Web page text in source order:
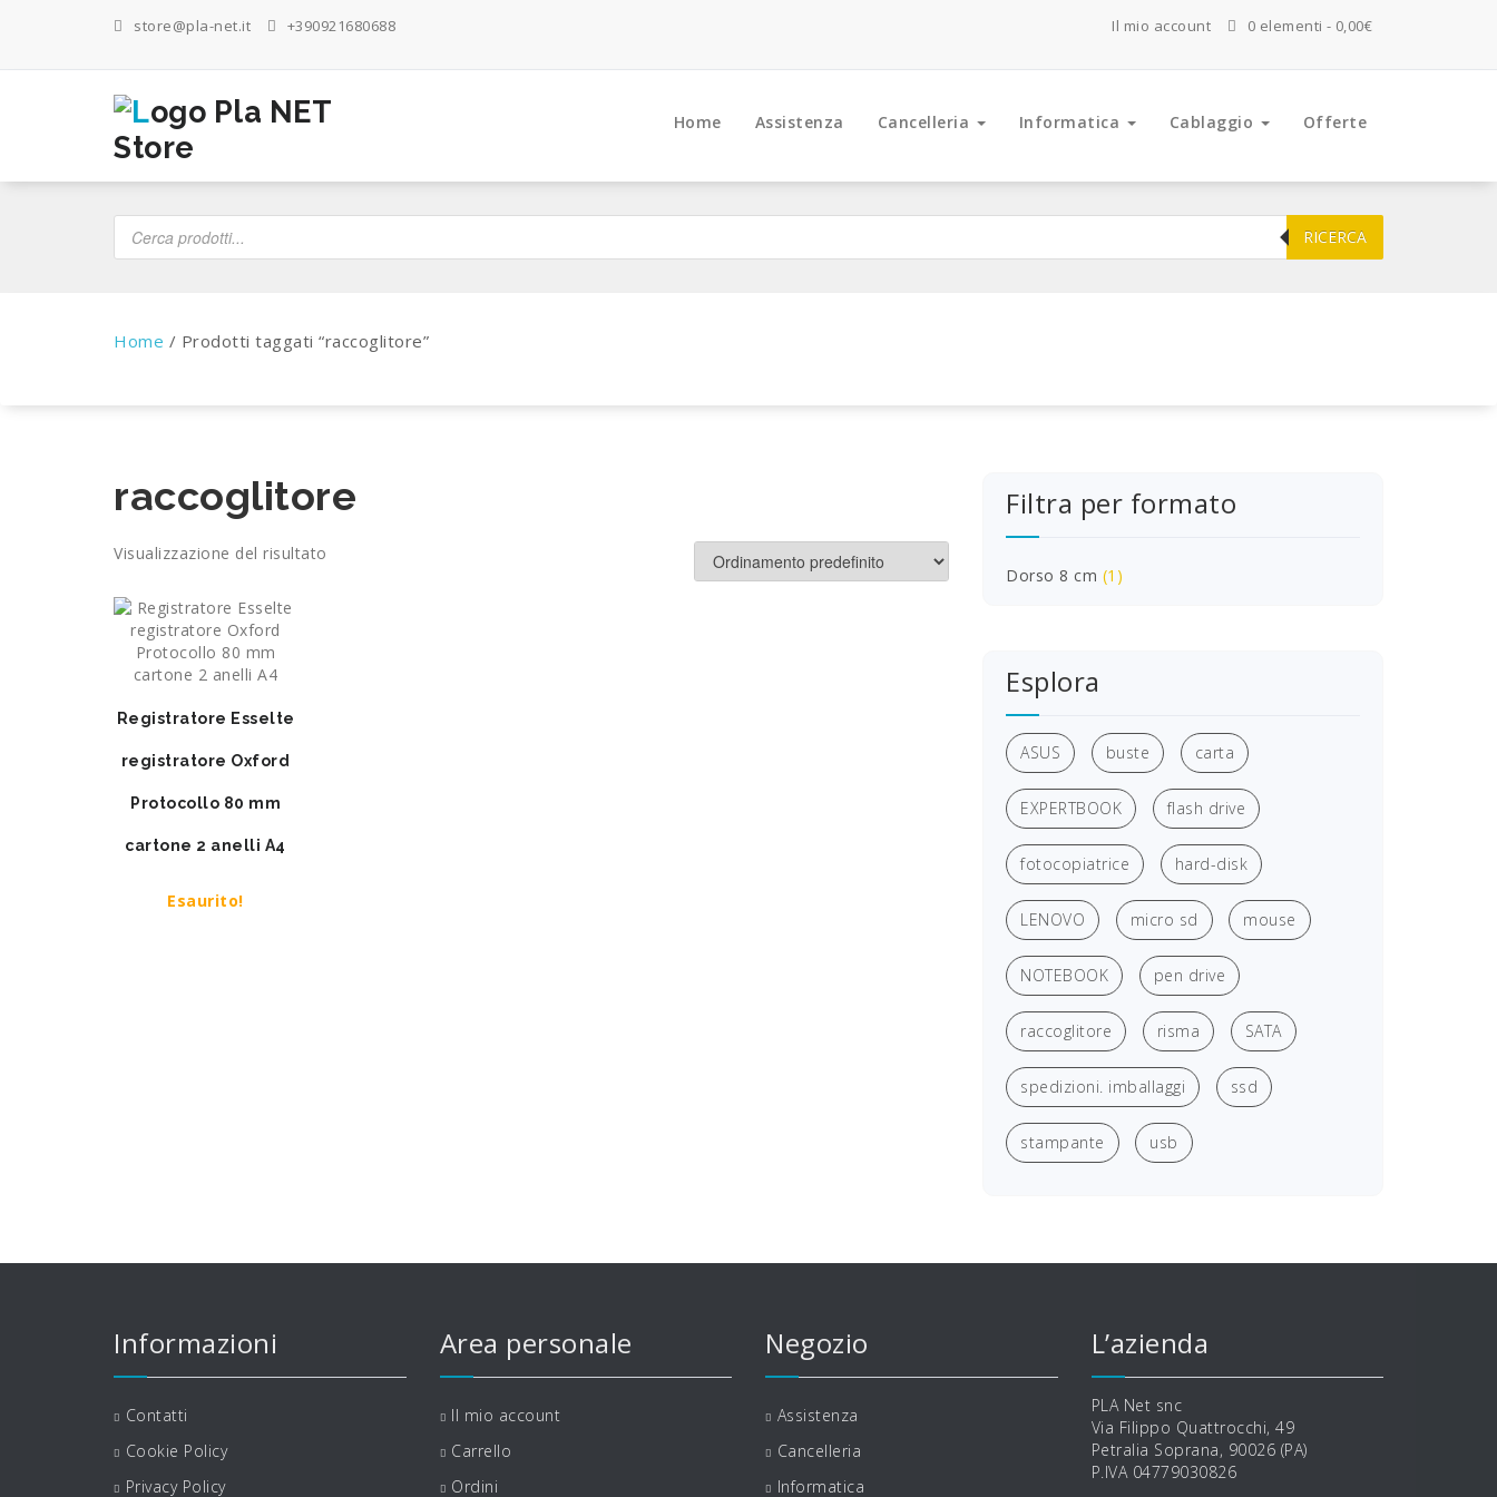
store@pla-net.it +390921680688 Il mio account 0 elementi 0,00€
Home Assistenza Cancelleria Informatica Cablaggio Offerte
Products
search RICERCA
Home / Prodotti taggati “raccoglitore”
raccoglitore
Visualizzazione del risultato
Registratore Esselte
registratore Oxford
Protocollo 80 mm
cartone 2 anelli A4
Esaurito!
Filtra per formato
Dorso 8 cm (1)
Esplora
ASUS buste carta
EXPERTBOOK flash drive
fotocopiatrice hard-disk
LENOVO micro sd mouse
NOTEBOOK pen drive
raccoglitore risma SATA
spedizioni. imballaggi ssd
stampante usb
Informazioni
Contatti
Cookie Policy
Privacy Policy
Area personale
Il mio account
Carrello
Ordini
Negozio
Assistenza
Cancelleria
Informatica
L’azienda
PLA Net snc
Via Filippo Quattrocchi, 49
Petralia Soprana, 90026 (PA)
P.IVA 04779030826